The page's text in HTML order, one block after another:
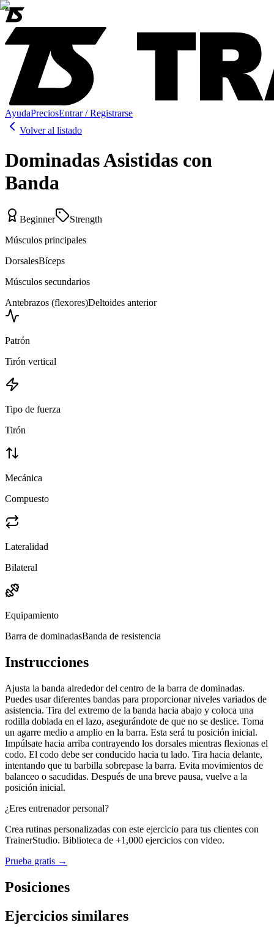
AyudaPreciosEntrar / Registrarse
Volver al listado
Dominadas Asistidas con
Banda
Beginner
Strength
Músculos principales
DorsalesBíceps
Músculos secundarios
Antebrazos (flexores)Deltoides anterior
Patrón
Tirón vertical
Tipo de fuerza
Tirón
Mecánica
Compuesto
Lateralidad
Bilateral
Equipamiento
Barra de dominadasBanda de resistencia
Instrucciones
Ajusta la banda alrededor del centro de la barra de dominadas.
Puedes usar diferentes bandas para proporcionar niveles variados de
asistencia. Tira del extremo de la banda hacia abajo y coloca una
rodilla doblada en el lazo, asegurándote de que no se deslice. Toma
un agarre medio a amplio en la barra. Esta será tu posición inicial.
Impúlsate hacia arriba contrayendo los dorsales mientras flexionas el
codo. El codo debe ser conducido hacia tu lado. Tira hacia delante,
intentando que tu barbilla sobrepase la barra. Evita movimientos de
balanceo o sacudidas. Después de una breve pausa, vuelve a la
posición inicial.
¿Eres entrenador personal?
Crea rutinas personalizadas con este ejercicio para tus clientes con
TrainerStudio. Biblioteca de +1,000 ejercicios con video.
Prueba gratis →
Posiciones
Ejercicios similares